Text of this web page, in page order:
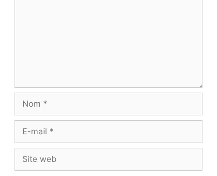
Nom
Site
web